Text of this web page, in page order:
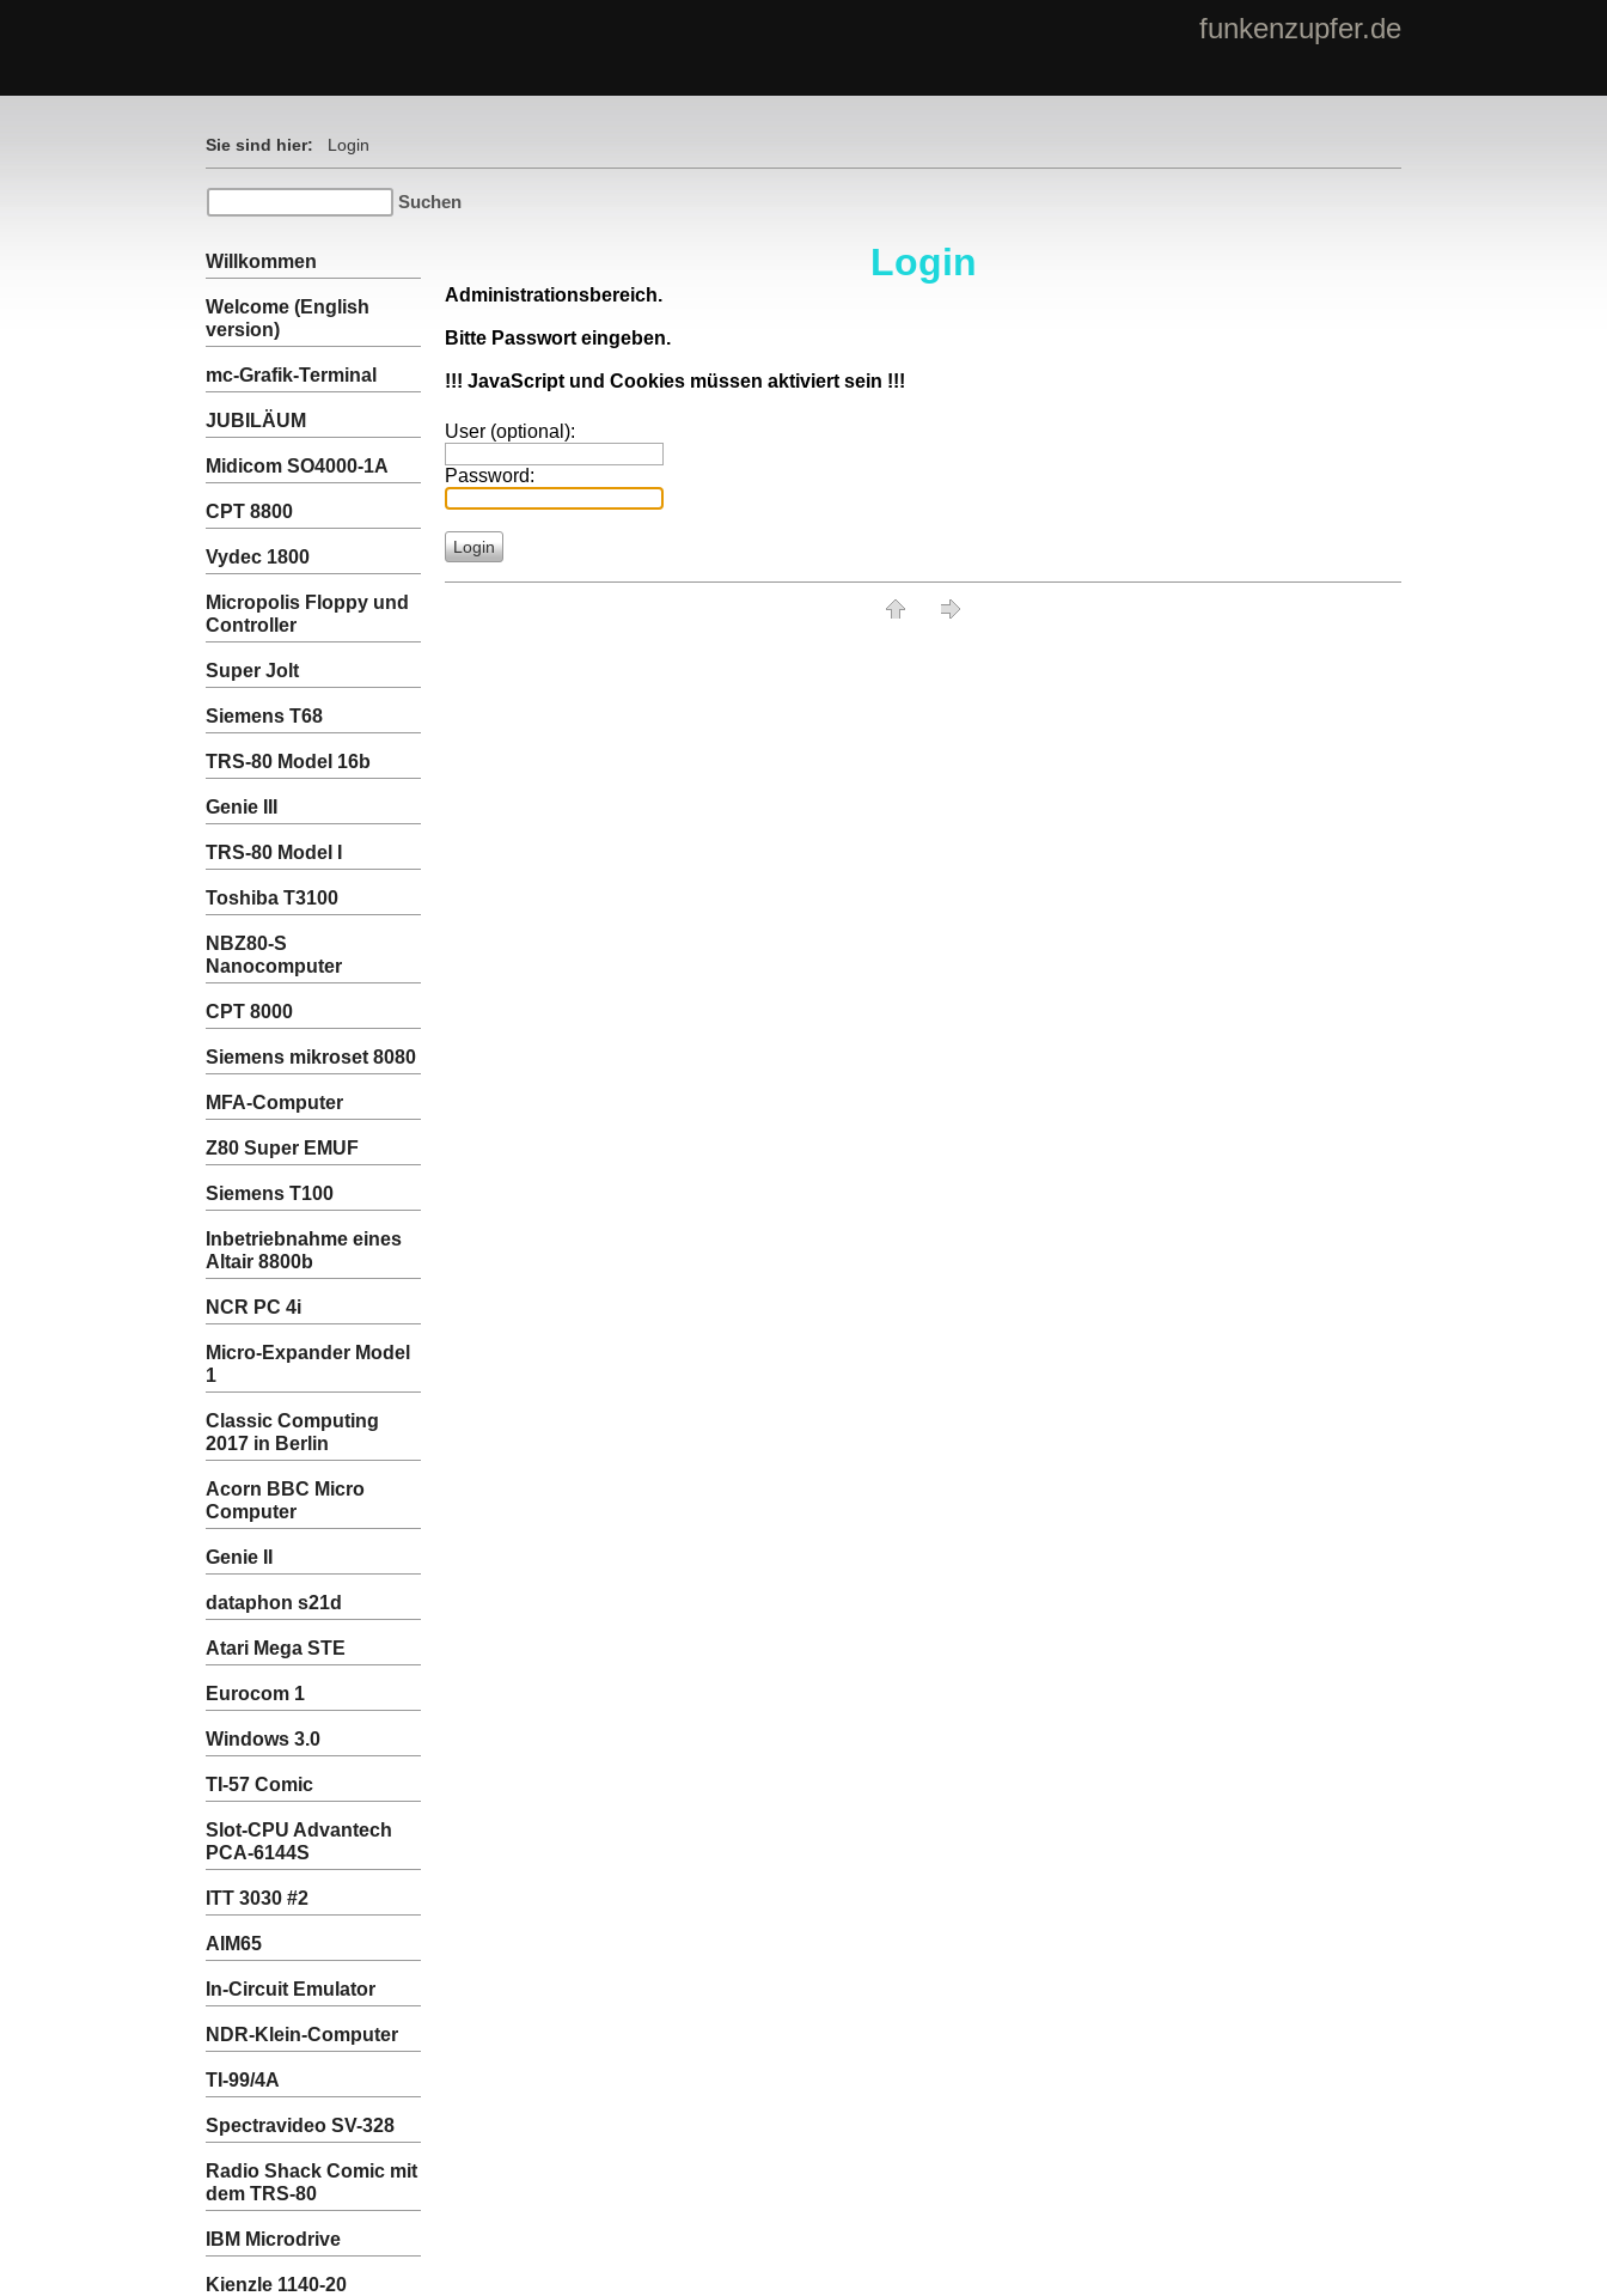
funkenzupfer.de
Sie sind hier: Login
Login
Administrationsbereich.
Bitte Passwort eingeben.
!!! JavaScript und Cookies müssen aktiviert sein !!!
User (optional):
Password:
Willkommen
Welcome (English
version)
mc-Grafik-Terminal
JUBILÄUM
Midicom SO4000-1A
CPT 8800
Vydec 1800
Micropolis Floppy und
Controller
Super Jolt
Siemens T68
TRS-80 Model 16b
Genie III
TRS-80 Model I
Toshiba T3100
NBZ80-S
Nanocomputer
CPT 8000
Siemens mikroset 8080
MFA-Computer
Z80 Super EMUF
Siemens T100
Inbetriebnahme eines
Altair 8800b
NCR PC 4i
Micro-Expander Model
1
Classic Computing
2017 in Berlin
Acorn BBC Micro
Computer
Genie II
dataphon s21d
Atari Mega STE
Eurocom 1
Windows 3.0
TI-57 Comic
Slot-CPU Advantech
PCA-6144S
ITT 3030 #2
AIM65
In-Circuit Emulator
NDR-Klein-Computer
TI-99/4A
Spectravideo SV-328
Radio Shack Comic mit
dem TRS-80
IBM Microdrive
Kienzle 1140-20